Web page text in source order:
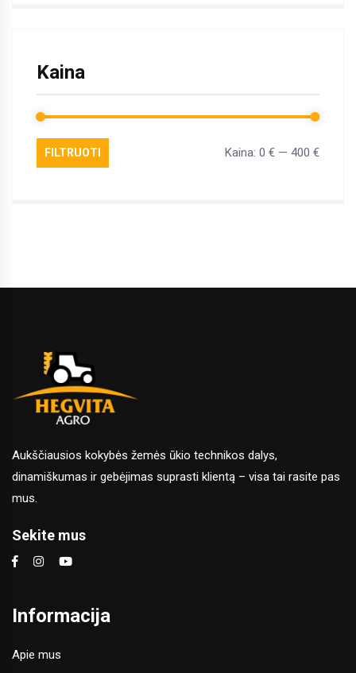
Kaina
FILTRUOTI Kaina: 0 € — 400 €
Aukščiausios kokybės žemės ūkio technikos dalys,
dinamiškumas ir gebėjimas suprasti klientą – visa tai rasite pas
mus.
Sekite mus
Informacija
Apie mus